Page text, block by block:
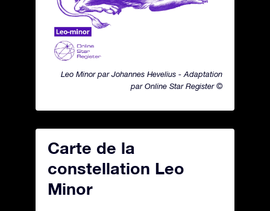
Leo Minor par Johannes Hevelius - Adaptation
par Online Star Register ©
Carte de la
constellation Leo
Minor